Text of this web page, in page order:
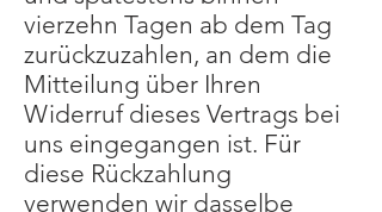
vierzehn Tagen ab dem Tag
zurückzuzahlen, an dem die
Mitteilung über Ihren
Widerruf dieses Vertrags bei
uns eingegangen ist. Für
diese Rückzahlung
verwenden wir dasselbe